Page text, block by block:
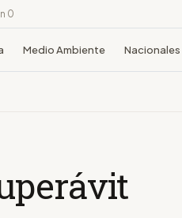
0
Medio Ambiente Nacionales